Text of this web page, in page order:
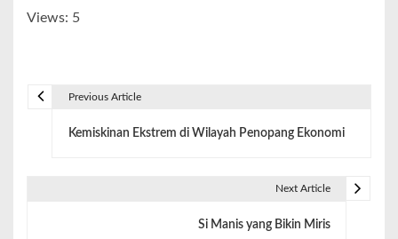
Views: 5
Previous Article
Kemiskinan Ekstrem di Wilayah Penopang Ekonomi
Next Article
Si Manis yang Bikin Miris